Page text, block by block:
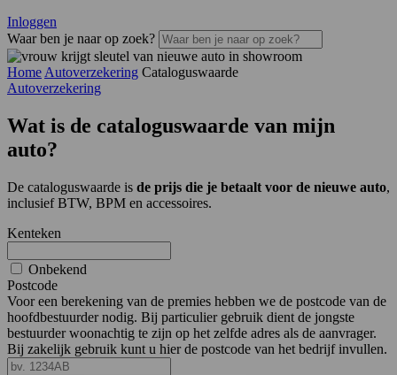
Inloggen
Waar ben je naar op zoek?
Home Autoverzekering Cataloguswaarde
Autoverzekering
Wat is de cataloguswaarde van mijn
auto?
De cataloguswaarde is de prijs die je betaalt voor de nieuwe auto,
inclusief BTW, BPM en accessoires.
Kenteken
Onbekend
Postcode
Voor een berekening van de premies hebben we de postcode van de
hoofdbestuurder nodig. Bij particulier gebruik dient de jongste
bestuurder woonachtig te zijn op het zelfde adres als de aanvrager.
Bij zakelijk gebruik kunt u hier de postcode van het bedrijf invullen.